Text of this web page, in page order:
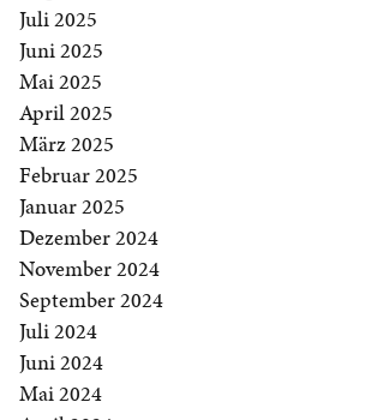
Juli 2025
Juni 2025
Mai 2025
April 2025
März 2025
Februar 2025
Januar 2025
Dezember 2024
November 2024
September 2024
Juli 2024
Juni 2024
Mai 2024